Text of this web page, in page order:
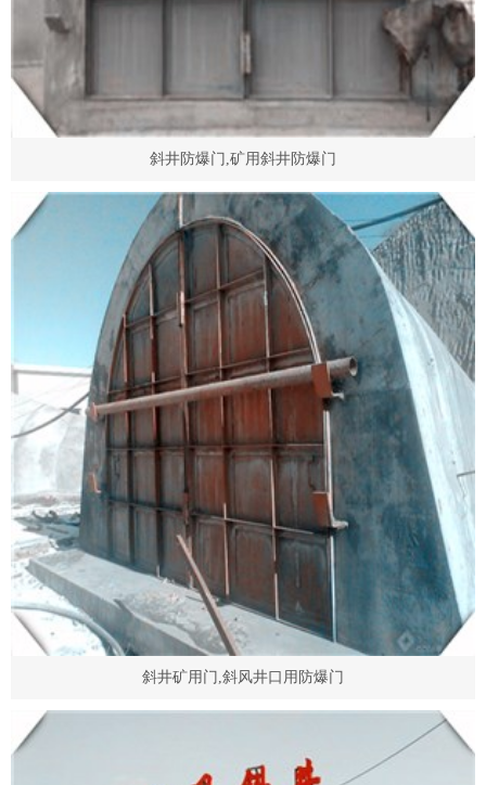
斜井防爆门,矿用斜井防爆门
斜井矿用门,斜风井口用防爆门